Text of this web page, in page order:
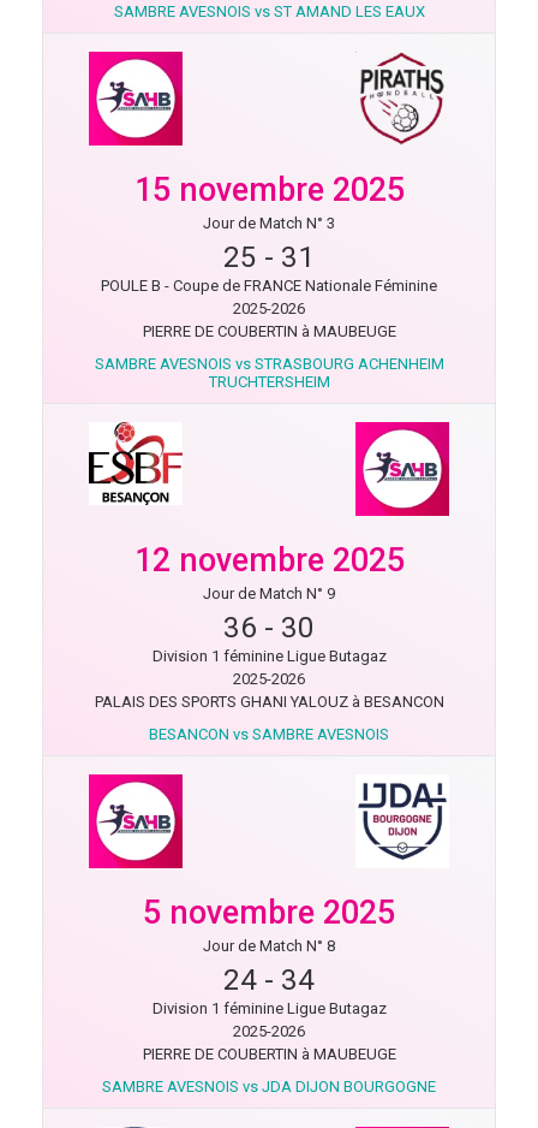
SAMBRE AVESNOIS vs ST AMAND LES EAUX
15 novembre 2025
Jour de Match N° 3
25 - 31
POULE B - Coupe de FRANCE Nationale Féminine
2025-2026
PIERRE DE COUBERTIN à MAUBEUGE
SAMBRE AVESNOIS vs STRASBOURG ACHENHEIM
TRUCHTERSHEIM
12 novembre 2025
Jour de Match N° 9
36 - 30
Division 1 féminine Ligue Butagaz
2025-2026
PALAIS DES SPORTS GHANI YALOUZ à BESANCON
BESANCON vs SAMBRE AVESNOIS
5 novembre 2025
Jour de Match N° 8
24 - 34
Division 1 féminine Ligue Butagaz
2025-2026
PIERRE DE COUBERTIN à MAUBEUGE
SAMBRE AVESNOIS vs JDA DIJON BOURGOGNE